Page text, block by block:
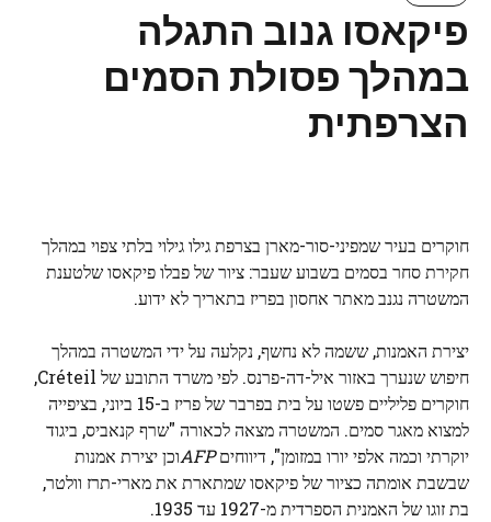
פיקאסו גנוב התגלה
במהלך פסולת הסמים
הצרפתית
חוקרים בעיר שמפיני-סור-מארן בצרפת גילו גילוי בלתי צפוי במהלך
חקירת סחר בסמים בשבוע שעבר: ציור של פבלו פיקאסו שלטענת
המשטרה נגנב מאתר אחסון בפריז בתאריך לא ידוע.
יצירת האמנות, ששמה לא נחשף, נקלעה על ידי המשטרה במהלך
חיפוש שנערך באזור איל-דה-פרנס. לפי משרד התובע של Créteil,
חוקרים פליליים פשטו על בית בפרבר של פריז ב-15 ביוני, בציפייה
למצוא מאגר סמים. המשטרה מצאה לכאורה "שרף קנאביס, ביגוד
יוקרתי וכמה אלפי יורו במזומן", דיווחיםAFPוכן יצירת אמנות
שבשבת אומתה כציור של פיקאסו שמתארת ​​את מארי-תרז וולטר,
בת זוגו של האמנית הספרדית מ-1927 עד 1935.